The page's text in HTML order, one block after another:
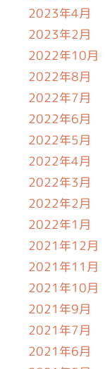
2023年4月
2023年2月
2022年10月
2022年8月
2022年7月
2022年6月
2022年5月
2022年4月
2022年3月
2022年2月
2022年1月
2021年12月
2021年11月
2021年10月
2021年9月
2021年7月
2021年6月